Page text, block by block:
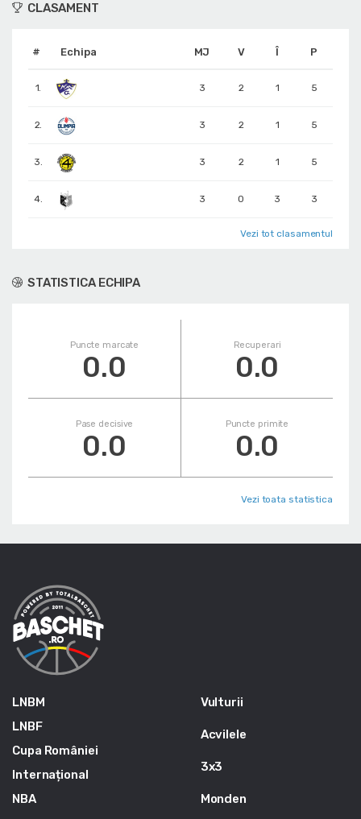
CLASAMENT
# Echipa MJ V Î P
1. 3 2 1 5
2. 3 2 1 5
3. 3 2 1 5
4. 3 0 3 3
Vezi tot clasamentul
STATISTICA ECHIPA
Puncte marcate
0.0
Recuperari
0.0
Pase decisive
0.0
Puncte primite
0.0
Vezi toata statistica
LNBM
LNBF
Cupa României
Internațional
NBA
Vulturii
Acvilele
3x3
Monden